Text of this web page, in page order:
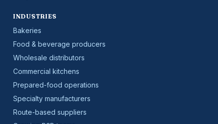
INDUSTRIES
Bakeries
Food & beverage producers
Wholesale distributors
Commercial kitchens
Prepared-food operations
Specialty manufacturers
Route-based suppliers